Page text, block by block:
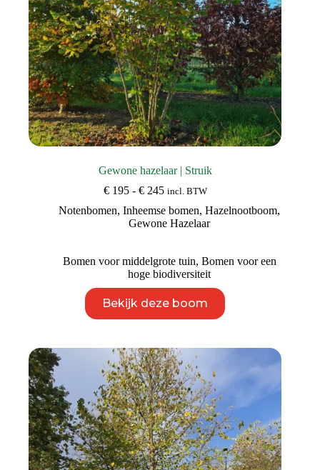
Gewone hazelaar | Struik
€195 - €245Prijsklasse:
tot
€ 245
incl. BTW
Notenbomen,Inheemse bomen,Hazelnootboom,
Gewone Hazelaar
Bomen voor middelgrote tuin, Bomen voor een
hoge biodiversiteit
Bekijk deze boom
product
heeft
Deze
optie
kan
gekozen
worden
op
de
productpagina